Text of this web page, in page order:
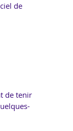
de
de tenir